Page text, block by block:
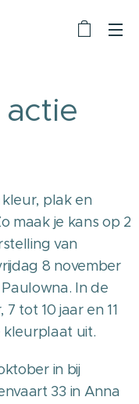
plak en
maak je kans op 2
van
8 november
In de
tot 10 jaar en 11
kleurplaat uit.
in bij
33 in Anna